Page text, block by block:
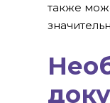
также